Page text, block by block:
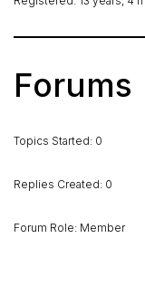
Forums
Topics Started: 0
Replies Created: 0
Forum Role: Member